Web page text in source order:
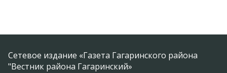
Сетевое издание «Газета Гагаринского района
"Вестник района Гагаринский»